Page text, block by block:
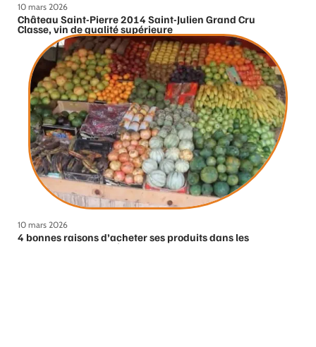
10 mars 2026
Château Saint-Pierre 2014 Saint-Julien Grand Cru
Classe, vin de qualité supérieure
10 mars 2026
4 bonnes raisons d’acheter ses produits dans les
commerces du quartier